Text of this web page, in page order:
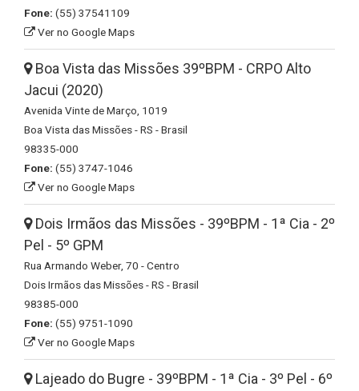
Fone: (55) 37541109
Ver no Google Maps
Boa Vista das Missões 39ºBPM - CRPO Alto
Jacui (2020)
Avenida Vinte de Março, 1019
Boa Vista das Missões - RS - Brasil
98335-000
Fone: (55) 3747-1046
Ver no Google Maps
Dois Irmãos das Missões - 39ºBPM - 1ª Cia - 2º
Pel - 5º GPM
Rua Armando Weber, 70 - Centro
Dois Irmãos das Missões - RS - Brasil
98385-000
Fone: (55) 9751-1090
Ver no Google Maps
Lajeado do Bugre - 39ºBPM - 1ª Cia - 3º Pel - 6º